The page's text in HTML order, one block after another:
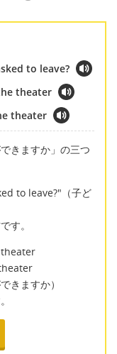
to leave?
theater
theater
きますか」の三つ
to leave?"（子ど
す。
きますか）